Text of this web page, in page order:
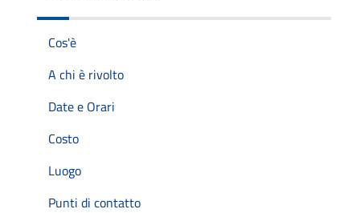
Cos'è
A chi è rivolto
Date e Orari
Costo
Luogo
Punti di contatto